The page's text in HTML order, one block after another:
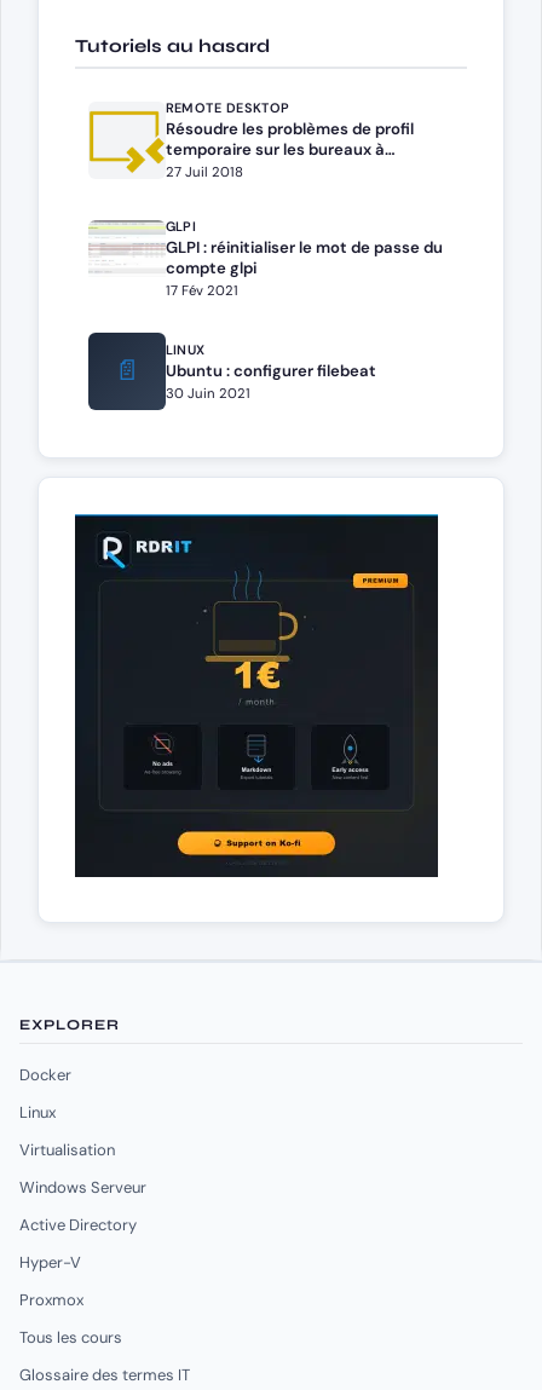
Tutoriels au hasard
REMOTE DESKTOP
Résoudre les problèmes de profil
temporaire sur les bureaux à
distance RDS/TSE
27 Juil 2018
GLPI
GLPI : réinitialiser le mot de passe du
compte glpi
17 Fév 2021
📄
LINUX
Ubuntu : configurer filebeat
30 Juin 2021
EXPLORER
Docker
Linux
Virtualisation
Windows Serveur
Active Directory
Hyper-V
Proxmox
Tous les cours
Glossaire des termes IT